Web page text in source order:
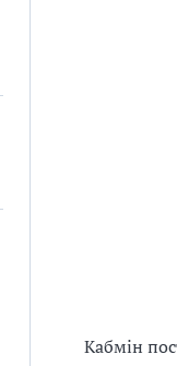
Кабмін